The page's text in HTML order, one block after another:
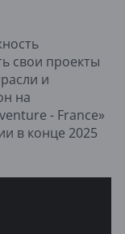
свои проекты
и
на
- France»
в конце 2025